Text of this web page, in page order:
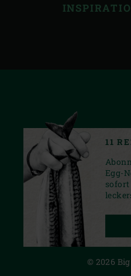
PRIVACY
© 2026
11
Egg-
sofort